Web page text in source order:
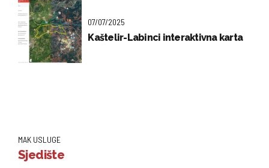
07/07/2025
Kaštelir-Labinci interaktivna karta
MAK USLUGE
Sjedište